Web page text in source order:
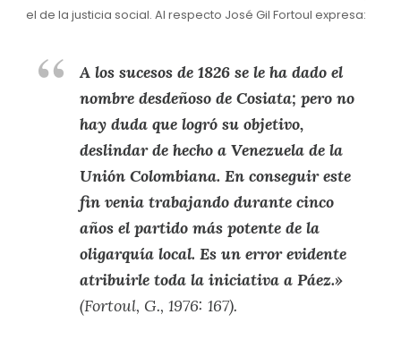
el de la justicia social. Al respecto José Gil Fortoul expresa:
A los sucesos de 1826 se le ha dado el
nombre desdeñoso de Cosiata; pero no
hay duda que logró su objetivo,
deslindar de hecho a Venezuela de la
Unión Colombiana. En conseguir este
fin venia trabajando durante cinco
años el partido más potente de la
oligarquía local. Es un error evidente
atribuirle toda la iniciativa a Páez.»
(Fortoul, G., 1976: 167).